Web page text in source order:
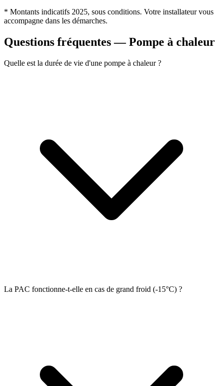
* Montants indicatifs 2025, sous conditions. Votre installateur vous
accompagne dans les démarches.
Questions fréquentes — Pompe à chaleur
Quelle est la durée de vie d'une pompe à chaleur ?
La PAC fonctionne-t-elle en cas de grand froid (-15°C) ?